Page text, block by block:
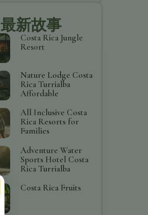
最新故事
Costa Rica Jungle
Resort
Nature Lodge Costa
Rica Turrialba
Affordable
All Inclusive Costa
Rica Resorts for
Families
Adventure Water
Sports Hotel Costa
Rica Turrialba
Costa Rica Fruits